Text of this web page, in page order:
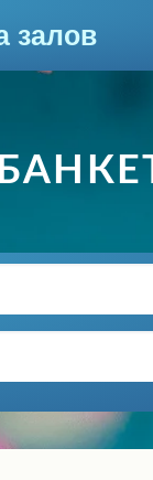
залов
30-95